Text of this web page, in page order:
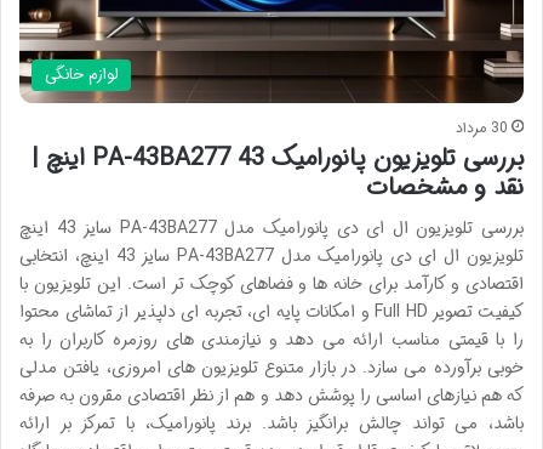
لوازم خانگی
30 مرداد
بررسی تلویزیون پانورامیک PA-43BA277 43 اینچ |
نقد و مشخصات
بررسی تلویزیون ال ای دی پانورامیک مدل PA-43BA277 سایز 43 اینچ
تلویزیون ال ای دی پانورامیک مدل PA-43BA277 سایز 43 اینچ، انتخابی
اقتصادی و کارآمد برای خانه ها و فضاهای کوچک تر است. این تلویزیون با
کیفیت تصویر Full HD و امکانات پایه ای، تجربه ای دلپذیر از تماشای محتوا
را با قیمتی مناسب ارائه می دهد و نیازمندی های روزمره کاربران را به
خوبی برآورده می سازد. در بازار متنوع تلویزیون های امروزی، یافتن مدلی
که هم نیازهای اساسی را پوشش دهد و هم از نظر اقتصادی مقرون به صرفه
باشد، می تواند چالش برانگیز باشد. برند پانورامیک، با تمرکز بر ارائه